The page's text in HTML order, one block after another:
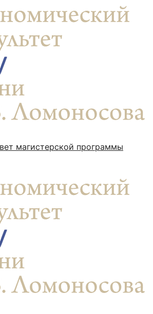
магистерской программы